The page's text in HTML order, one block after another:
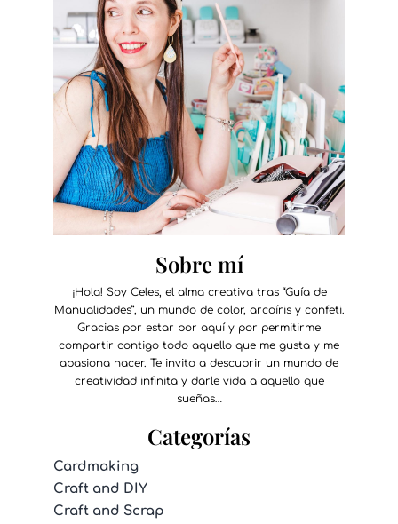
Sobre mí
¡Hola! Soy Celes, el alma creativa tras “Guía de
Manualidades”, un mundo de color, arcoíris y confeti.
Gracias por estar por aquí y por permitirme
compartir contigo todo aquello que me gusta y me
apasiona hacer. Te invito a descubrir un mundo de
creatividad infinita y darle vida a aquello que
sueñas…
Categorías
Cardmaking
Craft and DIY
Craft and Scrap